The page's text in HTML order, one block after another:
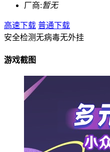
厂商:暂无
高速下载 普通下载
安全检测无病毒无外挂
游戏截图